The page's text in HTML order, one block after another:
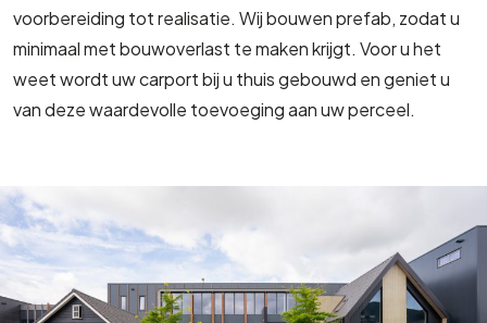
voorbereiding tot realisatie. Wij bouwen prefab, zodat u
minimaal met bouwoverlast te maken krijgt. Voor u het
weet wordt uw carport bij u thuis gebouwd en geniet u
van deze waardevolle toevoeging aan uw perceel.